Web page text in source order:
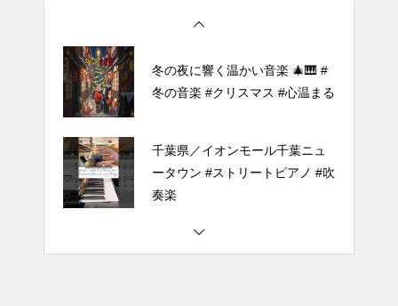
冬の夜に響く温かい音楽 🎄🎹 #
冬の音楽 #クリスマス #心温まる
千葉県／イオンモール千葉ニュ
ータウン #ストリートピアノ #吹
奏楽